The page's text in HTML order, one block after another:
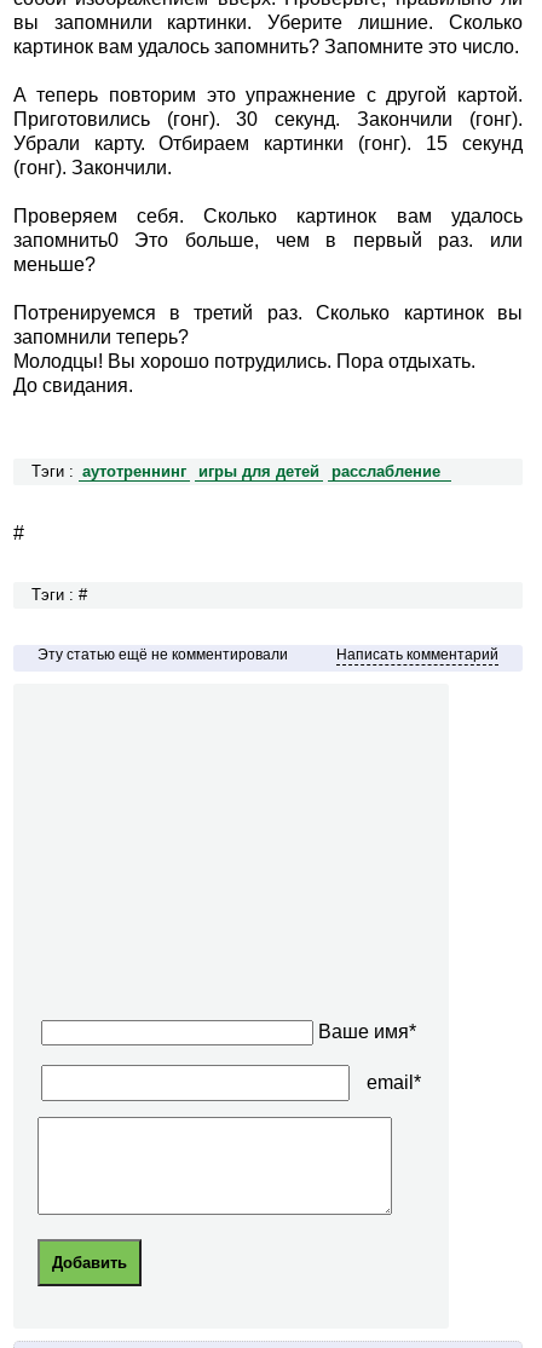
вы запомнили картинки. Уберите лишние. Сколько
картинок вам удалось запомнить? Запомните это число.
А теперь повторим это упражнение с другой картой.
Приготовились (гонг). 30 секунд. Закончили (гонг).
Убрали карту. Отбираем картинки (гонг). 15 секунд
(гонг). Закончили.
Проверяем себя. Сколько картинок вам удалось
запомнить0 Это больше, чем в первый раз. или
меньше?
Потренируемся в третий раз. Сколько картинок вы
запомнили теперь?
Молодцы! Вы хорошо потрудились. Пора отдыхать.
До свидания.
Тэги : аутотреннинг игры для детей расслабление
#
Тэги : #
Эту статью ещё не комментировали Написать комментарий
Ваше имя*
email*